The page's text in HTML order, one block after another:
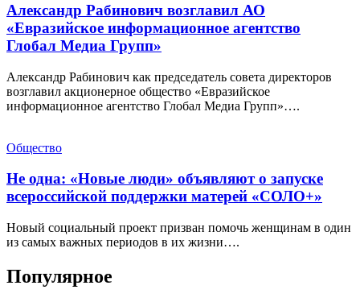
Александр Рабинович возглавил АО
«Евразийское информационное агентство
Глобал Медиа Групп»
Александр Рабинович как председатель совета директоров
возглавил акционерное общество «Евразийское
информационное агентство Глобал Медиа Групп»….
Общество
Не одна: «Новые люди» объявляют о запуске
всероссийской поддержки матерей «СОЛО+»
Новый социальный проект призван помочь женщинам в один
из самых важных периодов в их жизни….
Популярное